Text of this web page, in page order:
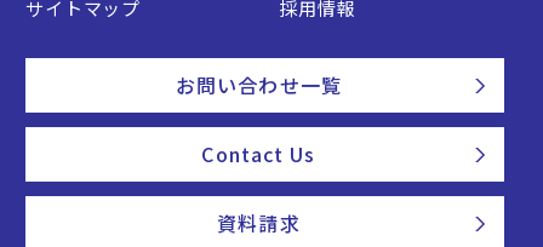
サイトマップ
採用情報
お問い合わせ一覧
Contact Us
資料請求